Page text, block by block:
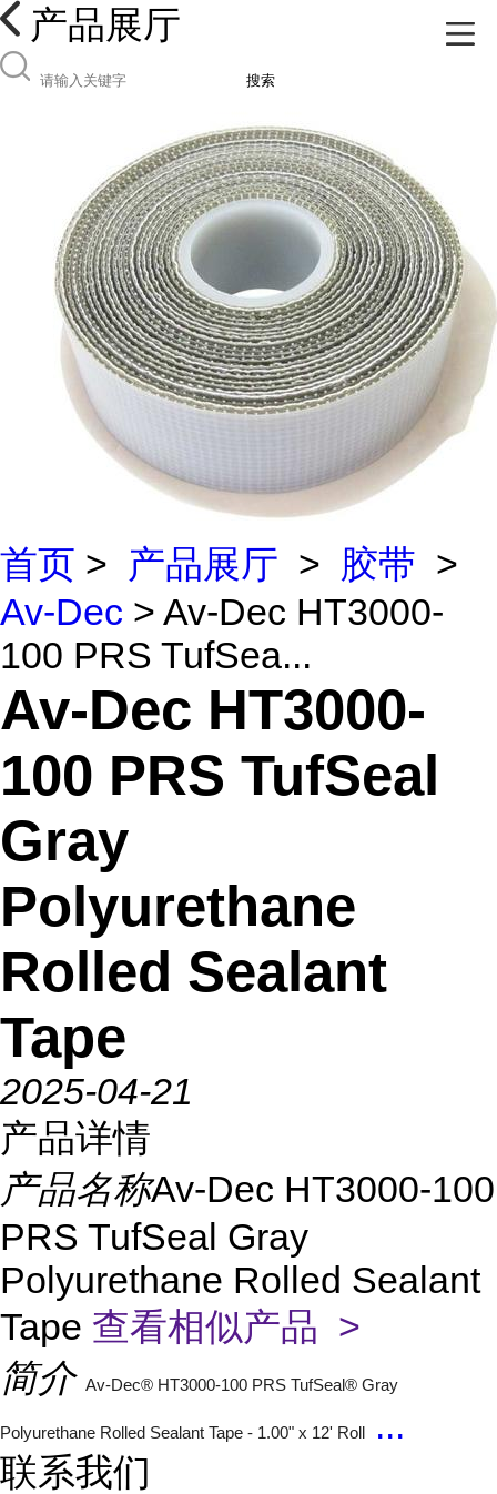
产品展厅
搜索
首页 > 产品展厅 > 胶带 >
Av-Dec > Av-Dec HT3000-
100 PRS TufSea...
Av-Dec HT3000-
100 PRS TufSeal
Gray
Polyurethane
Rolled Sealant
Tape
2025-04-21
产品详情
产品名称Av-Dec HT3000-100
PRS TufSeal Gray
Polyurethane Rolled Sealant
Tape 查看相似产品 >
简介 Av-Dec® HT3000-100 PRS TufSeal® Gray
Polyurethane Rolled Sealant Tape - 1.00" x 12' Roll
...
联系我们